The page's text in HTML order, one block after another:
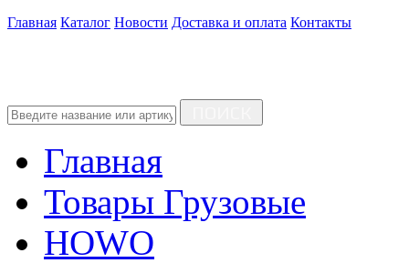
Главная Каталог Новости Доставка и оплата Контакты
Главная
Товары Грузовые
HOWO